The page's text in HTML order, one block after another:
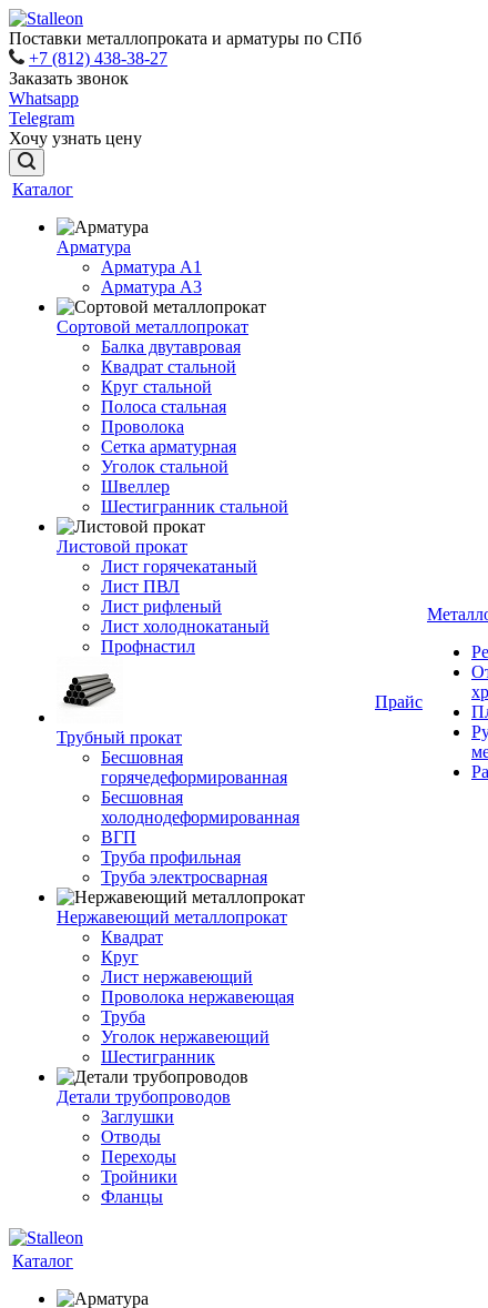
Поставки металлопроката и арматуры по СПб
+7 (812) 438-38-27
Заказать звонок
Whatsapp
Telegram
Хочу узнать цену
Каталог
Арматура
Арматура A1
Арматура А3
Сортовой металлопрокат
Балка двутавровая
Квадрат стальной
Круг стальной
Полоса стальная
Проволока
Сетка арматурная
Уголок стальной
Швеллер
Шестигранник стальной
Листовой прокат
Лист горячекатаный
Лист ПВЛ
Лист рифленый
Лист холоднокатаный
Профнастил
Трубный прокат
Бесшовная
горячедеформированная
Бесшовная
холоднодеформированная
ВГП
Труба профильная
Труба электросварная
Нержавеющий металлопрокат
Квадрат
Круг
Лист нержавеющий
Проволока нержавеющая
Труба
Уголок нержавеющий
Шестигранник
Детали трубопроводов
Заглушки
Отводы
Переходы
Тройники
Фланцы
Прайс
Каталог